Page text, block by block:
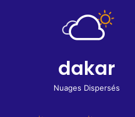
dakar
Nuages Dispersés